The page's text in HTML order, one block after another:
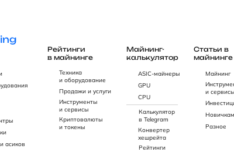
асиков
Рейтинги
в майнинге
Техника
и оборудование
Продажи и услуги
Инструменты
и сервисы
Криптовалюты
и токены
Майнинг-
калькулятор
ASIC-майнеры
GPU
CPU
Калькулятор
в Telegram
Конвертер
хешрейта
Рейтинги
Статьи в
майнинге
Майнинг
и сервисы
Новичкам
Разное